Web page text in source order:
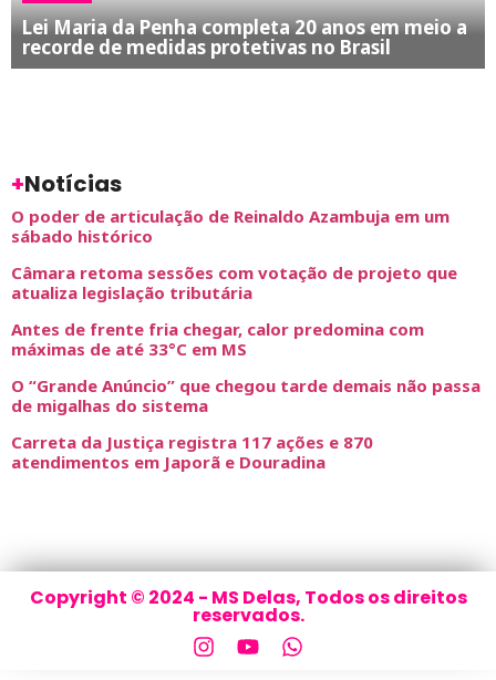
Lei Maria da Penha completa 20 anos em meio a
recorde de medidas protetivas no Brasil
+Notícias
O poder de articulação de Reinaldo Azambuja em um
sábado histórico
Câmara retoma sessões com votação de projeto que
atualiza legislação tributária
Antes de frente fria chegar, calor predomina com
máximas de até 33°C em MS
O “Grande Anúncio” que chegou tarde demais não passa
de migalhas do sistema
Carreta da Justiça registra 117 ações e 870
atendimentos em Japorã e Douradina
Copyright © 2024 - MS Delas, Todos os direitos
reservados.